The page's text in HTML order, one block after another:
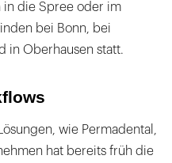
die Spree oder im
bei Bonn, bei
in Oberhausen statt.
wie Permadental,
hat bereits früh die